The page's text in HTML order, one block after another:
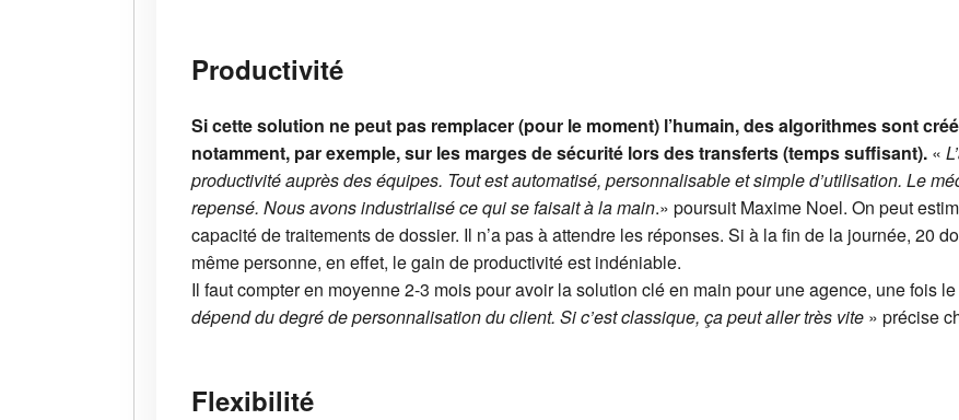
Productivité
Si cette solution ne peut pas remplacer (pour le moment) l’humain, des algorithmes sont
notamment, par exemple, sur les marges de sécurité lors des transferts (temps suffisant). «
productivité auprès des équipes. Tout est automatisé, personnalisable et simple d’utilisation. Le
repensé. Nous avons industrialisé ce qui se faisait à la main.» poursuit Maxime Noel. On peut
capacité de traitements de dossier. Il n’a pas à attendre les réponses. Si à la fin de la journée, 20
même personne, en effet, le gain de productivité est indéniable.
Il faut compter en moyenne 2-3 mois pour avoir la solution clé en main pour une agence, une fois
dépend du degré de personnalisation du client. Si c’est classique, ça peut aller très vite » précise
Flexibilité